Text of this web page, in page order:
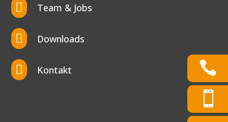
 Team & Jobs
 Downloads
 Kontakt